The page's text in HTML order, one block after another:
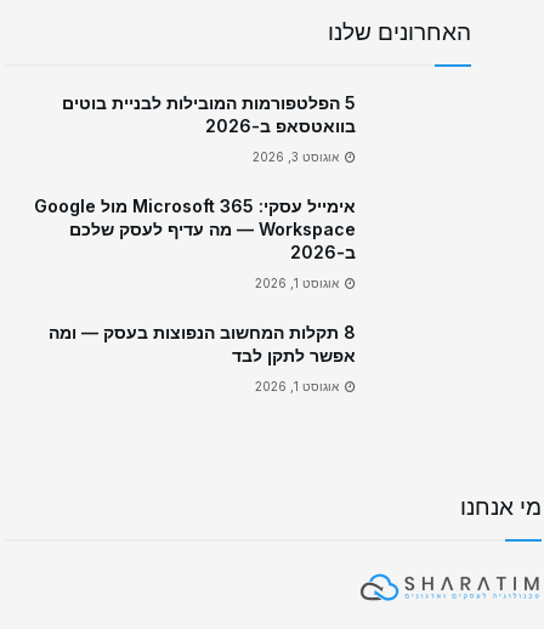
האחרונים שלנו
5 הפלטפורמות המובילות לבניית בוטים
בוואטסאפ ב-2026
אוגוסט 3, 2026
אימייל עסקי: Microsoft 365 מול Google
Workspace — מה עדיף לעסק שלכם
ב-2026
אוגוסט 1, 2026
8 תקלות המחשוב הנפוצות בעסק — ומה
אפשר לתקן לבד
אוגוסט 1, 2026
מי אנחנו